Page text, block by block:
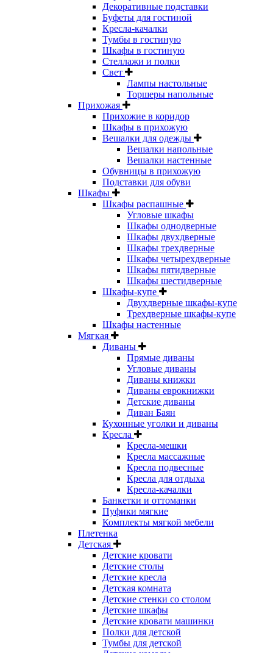
Декоративные подставки
Буфеты для гостиной
Кресла-качалки
Тумбы в гостиную
Шкафы в гостиную
Стеллажи и полки
Свет
Лампы настольные
Торшеры напольные
Прихожая
Прихожие в коридор
Шкафы в прихожую
Вешалки для одежды
Вешалки напольные
Вешалки настенные
Обувницы в прихожую
Подставки для обуви
Шкафы
Шкафы распашные
Угловые шкафы
Шкафы однодверные
Шкафы двухдверные
Шкафы трехдверные
Шкафы четырехдверные
Шкафы пятидверные
Шкафы шестидверные
Шкафы-купе
Двухдверные шкафы-купе
Трехдверные шкафы-купе
Шкафы настенные
Мягкая
Диваны
Прямые диваны
Угловые диваны
Диваны книжки
Диваны еврокнижки
Детские диваны
Диван Баян
Кухонные уголки и диваны
Кресла
Кресла-мешки
Кресла массажные
Кресла подвесные
Кресла для отдыха
Кресла-качалки
Банкетки и оттоманки
Пуфики мягкие
Комплекты мягкой мебели
Плетенка
Детская
Детские кровати
Детские столы
Детские кресла
Детская комната
Детские стенки со столом
Детские шкафы
Детские кровати машинки
Полки для детской
Тумбы для детской